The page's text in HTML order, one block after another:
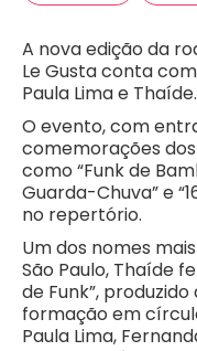
A nova edição da
Le Gusta conta
Paula Lima e Thaíde.
O evento, com
comemorações
como “Funk de
Guarda-Chuva” e
no repertório.
Um dos nomes
São Paulo, Thaíde
de Funk”,
formação em
Paula Lima,